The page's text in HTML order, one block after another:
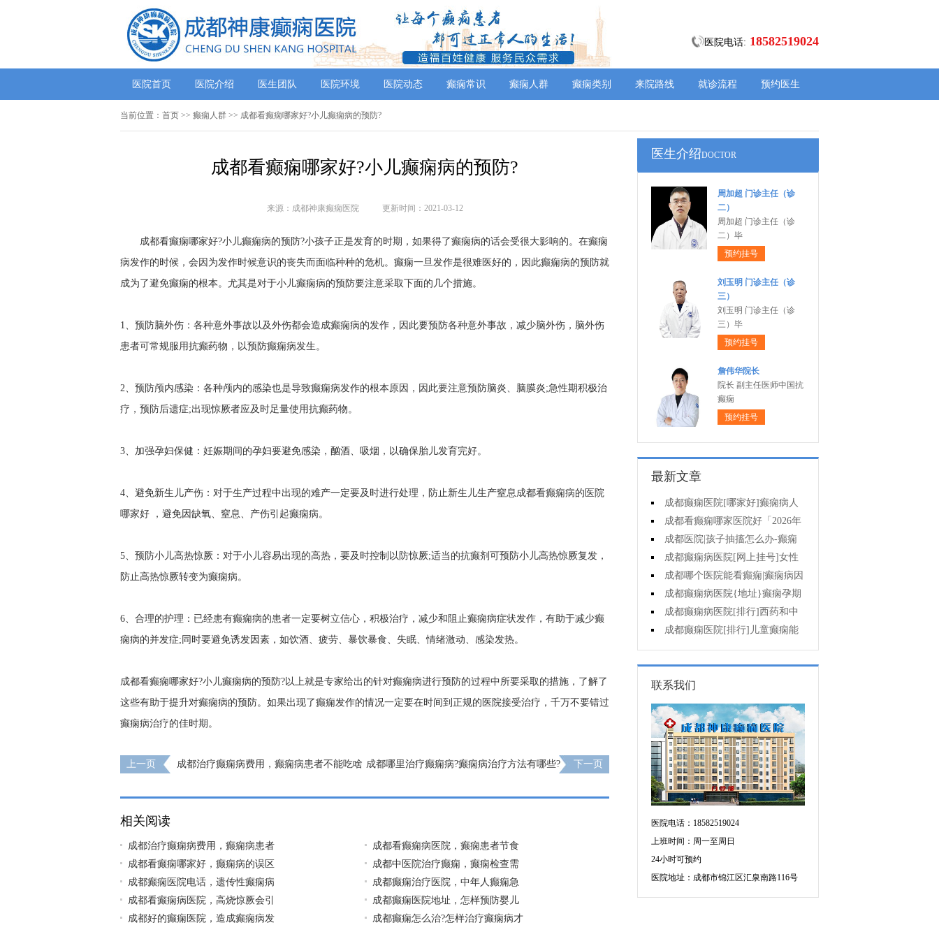
医院电话: 18582519024
医院首页 医院介绍 医生团队 医院环境 医院动态 癫痫常识 癫痫人群 癫痫类别 来院路线 就诊流程 预约医生
当前位置： 首页 >> 癫痫人群 >> 成都看癫痫哪家好?小儿癫痫病的预防?
成都看癫痫哪家好?小儿癫痫病的预防?
来源：成都神康癫痫医院 更新时间：2021-03-12
成都看癫痫哪家好?小儿癫痫病的预防?小孩子正是发育的时期，如果得了癫痫病的话会受很大影响的。在癫痫
病发作的时候，会因为发作时候意识的丧失而面临种种的危机。癫痫一旦发作是很难医好的，因此癫痫病的预防就
成为了避免癫痫的根本。尤其是对于小儿癫痫病的预防要注意采取下面的几个措施。
1、预防脑外伤：各种意外事故以及外伤都会造成癫痫病的发作，因此要预防各种意外事故，减少脑外伤，脑外伤
患者可常规服用抗癫药物，以预防癫痫病发生。
2、预防颅内感染：各种颅内的感染也是导致癫痫病发作的根本原因，因此要注意预防脑炎、脑膜炎;急性期积极治
疗，预防后遗症;出现惊厥者应及时足量使用抗癫药物。
3、加强孕妇保健：妊娠期间的孕妇要避免感染，酗酒、吸烟，以确保胎儿发育完好。
4、避免新生儿产伤：对于生产过程中出现的难产一定要及时进行处理，防止新生儿生产窒息成都看癫痫病的医院
哪家好 ，避免因缺氧、窒息、产伤引起癫痫病。
5、预防小儿高热惊厥：对于小儿容易出现的高热，要及时控制以防惊厥;适当的抗癫剂可预防小儿高热惊厥复发，
防止高热惊厥转变为癫痫病。
6、合理的护理：已经患有癫痫病的患者一定要树立信心，积极治疗，减少和阻止癫痫病症状发作，有助于减少癫
痫病的并发症;同时要避免诱发因素，如饮酒、疲劳、暴饮暴食、失眠、情绪激动、感染发热。
成都看癫痫哪家好?小儿癫痫病的预防?以上就是专家给出的针对癫痫病进行预防的过程中所要采取的措施，了解了
这些有助于提升对癫痫病的预防。如果出现了癫痫发作的情况一定要在时间到正规的医院接受治疗，千万不要错过
癫痫病治疗的佳时期。
上一页
成都治疗癫痫病费用，癫痫病患者不能吃啥 成都哪里治疗癫痫病?癫痫病治疗方法有哪些? 下一页
相关阅读
成都治疗癫痫病费用，癫痫病患者
成都看癫痫病医院，癫痫患者节食
成都看癫痫哪家好，癫痫病的误区
成都中医院治疗癫痫，癫痫检查需
成都癫痫医院电话，遗传性癫痫病
成都癫痫治疗医院，中年人癫痫急
成都看癫痫病医院，高烧惊厥会引
成都癫痫医院地址，怎样预防婴儿
成都好的癫痫医院，造成癫痫病发
成都癫痫怎么治?怎样治疗癫痫病才
医生介绍DOCTOR
周加超 门诊主任（诊
二）
周加超 门诊主任（诊
二）毕
预约挂号
刘玉明 门诊主任（诊
三）
刘玉明 门诊主任（诊
三）毕
预约挂号
詹伟华院长
院长 副主任医师中国抗
癫痫
预约挂号
最新文章
成都癫痫医院[哪家好]癫痫病人
一定要注意哪些护理问题?
成都看癫痫哪家医院好「2026年
度公布」这些常见的食物能帮助癫
痫治疗!
成都医院|孩子抽搐怎么办-癫痫
性精神障碍的护理措施有哪些?
成都癫痫病医院[网上挂号]女性
癫痫治疗方法有哪些?
成都哪个医院能看癫痫|癫痫病因
治疗?成都癫痫病医院{地址}癫痫孕期
要留意什么?
成都癫痫病医院[排行]西药和中
药治羊癫疯哪个好?
成都癫痫医院[排行]儿童癫痫能
治疗好吗?
联系我们
医院电话：18582519024
上班时间：周一至周日
24小时可预约
医院地址：成都市锦江区汇泉南路116号